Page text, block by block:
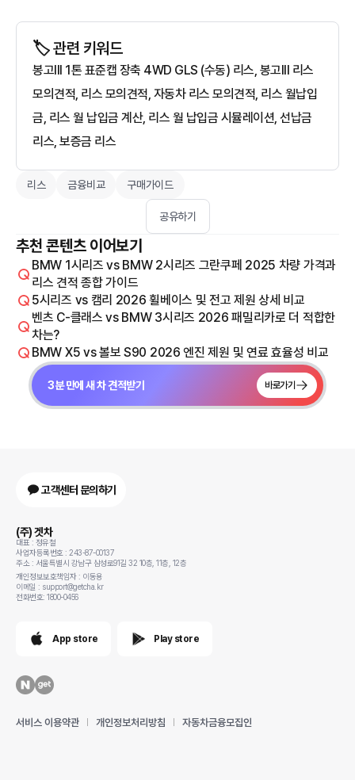
🏷️ 관련 키워드
봉고III 1톤 표준캡 장축 4WD GLS (수동) 리스, 봉고III 리스
모의견적, 리스 모의견적, 자동차 리스 모의견적, 리스 월납입
금, 리스 월 납입금 계산, 리스 월 납입금 시뮬레이션, 선납금
리스, 보증금 리스
리스 금융비교 구매가이드
공유하기
추천 콘텐츠 이어보기
BMW 1시리즈 vs BMW 2시리즈 그란쿠페 2025 차량 가격과
리스 견적 종합 가이드
5시리즈 vs 캠리 2026 휠베이스 및 전고 제원 상세 비교
벤츠 C-클래스 vs BMW 3시리즈 2026 패밀리카로 더 적합한
차는?
BMW X5 vs 볼보 S90 2026 엔진 제원 및 연료 효율성 비교
3분 만에 새 차 견적받기 바로가기
고객센터 문의하기
(주) 겟차
대표 : 정유철
사업자등록번호 : 243-87-00137
주소 : 서울특별시 강남구 삼성로91길 32 10층, 11층, 12층
개인정보보호책임자 : 이동용
이메일 : support@getcha.kr
전화번호: 1800-0456
App store Play store
서비스 이용약관 개인정보처리방침 자동차금융모집인